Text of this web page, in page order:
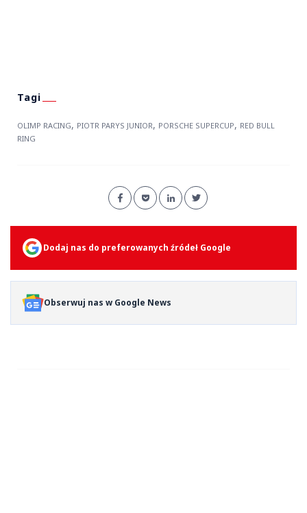
OLIMP RACING, PIOTR PARYS JUNIOR, PORSCHE SUPERCUP, RED BULL
RING
Dodaj nas do preferowanych źródeł Google
Obserwuj nas w Google News